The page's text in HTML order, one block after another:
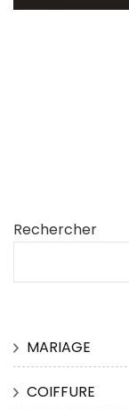
Rechercher
MARIAGE
COIFFURE